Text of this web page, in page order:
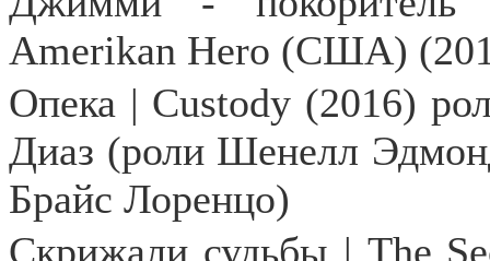
Amerikan Hero (США)
Опека | Custody (2016)
Диаз (роли Шенелл
Брайс Лоренцо)
Скрижали судьбы | The